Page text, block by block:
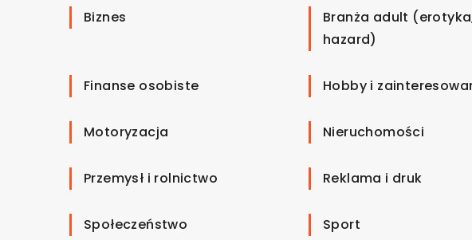
Biznes
Branża adult
hazard)
Finanse osobiste Hobby i
Motoryzacja Nieruchomości
Przemysł i rolnictwo Reklama i druk
Społeczeństwo Sport